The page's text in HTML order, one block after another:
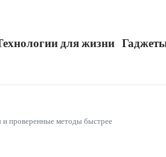
для жизни
проверенные методы быстрее